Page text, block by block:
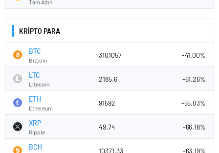
Tam Altın
KRİPTO PARA
BTC
Bitcoin
3101057 -41.00%
LTC
Litecoin
2185.6 -61.26%
ETH
Ethereum
91592 -55.03%
XRP
Ripple
49.74 -66.18%
BCH 10371.33 -63.19%